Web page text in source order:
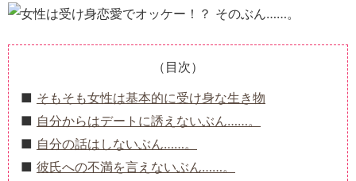
（目次）
そもそも女性は基本的に受け身な生き物
自分からはデートに誘えないぶん……。
自分の話はしないぶん……。
彼氏への不満を言えないぶん……。